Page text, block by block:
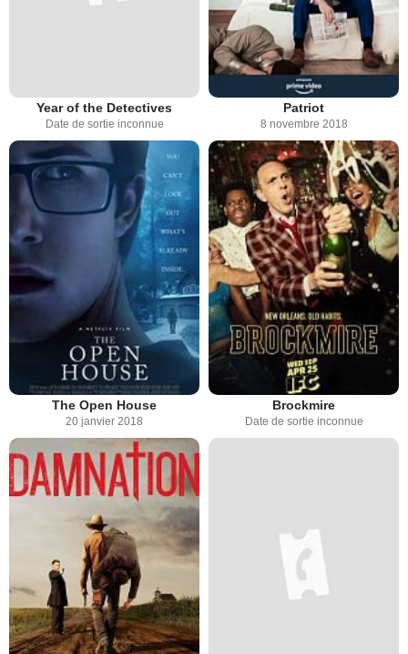
Year of the Detectives
Date de sortie inconnue
Patriot
8 novembre 2018
The Open House
20 janvier 2018
Brockmire
Date de sortie inconnue